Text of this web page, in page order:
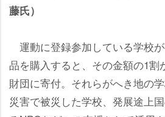
藤氏）
運動に登録参加している学校
品を購入すると、その金額の1割
財団に寄付。それらがへき地の学
災害で被災した学校、発展途上